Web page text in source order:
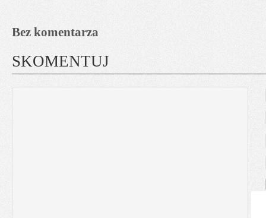
Bez komentarza
SKOMENTUJ